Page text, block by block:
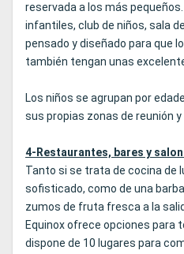
reservada a los más
infantiles, club de niños, sala
pensado y diseñado para que
también tengan unas
Los niños se agrupan por
sus propias zonas de reunión
4-Restaurantes, bares y
Tanto si se trata de cocina de
sofisticado, como de una
zumos de fruta fresca a la
Equinox ofrece opciones para
dispone de 10 lugares para